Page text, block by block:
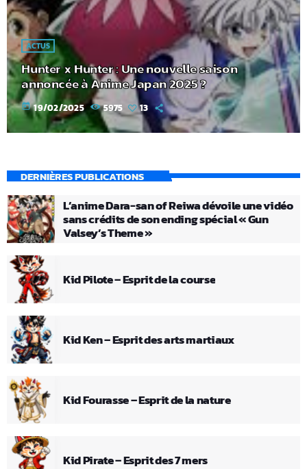
ACTUS
Hunter x Hunter : Une nouvelle saison
annoncée à Anime Japan 2025 ?
today 19/02/2025 5975 13
DERNIÈRES PUBLICATIONS
L’anime Dara-san of Reiwa dévoile une vidéo
sans crédits de son ending spécial « Gun
Valsey’s Theme »
Kid Pilote – Esprit de la course
Kid Ken – Esprit des arts martiaux
Kid Fourasse – Esprit de la nature
Kid Pirate – Esprit des 7 mers